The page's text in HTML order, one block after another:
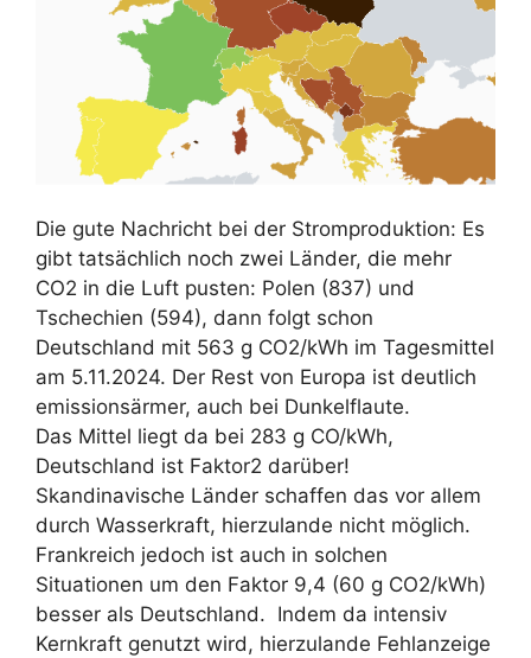
Die gute Nachricht bei der Stromproduktion: Es
gibt tatsächlich noch zwei Länder, die mehr
CO2 in die Luft pusten: Polen (837) und
Tschechien (594), dann folgt schon
Deutschland mit 563 g CO2/kWh im Tagesmittel
am 5.11.2024. Der Rest von Europa ist deutlich
emissionsärmer, auch bei Dunkelflaute.
Das Mittel liegt da bei 283 g CO/kWh,
Deutschland ist Faktor2 darüber!
Skandinavische Länder schaffen das vor allem
durch Wasserkraft, hierzulande nicht möglich.
Frankreich jedoch ist auch in solchen
Situationen um den Faktor 9,4 (60 g CO2/kWh)
besser als Deutschland. Indem da intensiv
Kernkraft genutzt wird, hierzulande Fehlanzeige